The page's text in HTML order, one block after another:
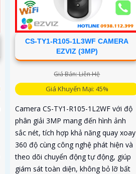
CS-TY1-R105-1L3WF CAMERA
EZVIZ (3MP)
Giá Bán: Liên Hệ
Giá Khuyến Mại: 45%
Camera CS-TY1-R105-1L2WF với độ
phân giải 3MP mang đến hình ảnh
sắc nét, tích hợp khả năng quay xoay
360 độ cùng công nghệ phát hiện và
theo dõi chuyển động tự động, giúp
giám sát toàn diện, không bỏ lỡ bất